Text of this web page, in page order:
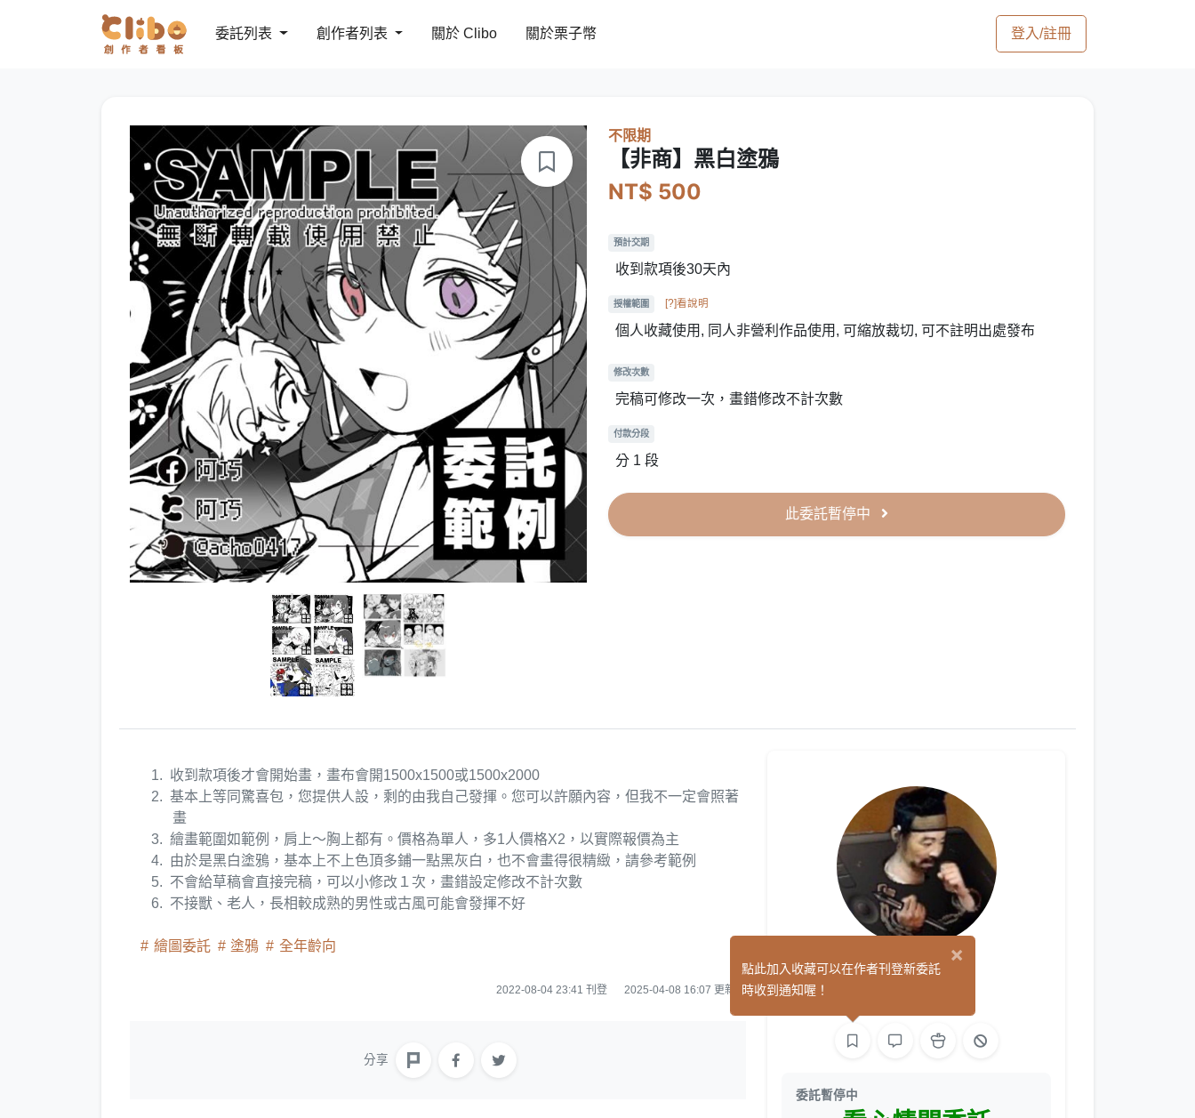
委託列表 創作者列表 關於 Clibo 關於栗子幣 登入/註冊
不限期
【非商】黑白塗鴉
NT$ 500
預計交期
收到款項後30天內
授權範圍 [?]看說明
個人收藏使用, 同人非營利作品使用, 可縮放裁切, 可不註明出處發布
修改次數
完稿可修改一次，畫錯修改不計次數
付款分段
分 1 段
此委託暫停中
收到款項後才會開始畫，畫布會開1500x1500或1500x2000
基本上等同驚喜包，您提供人設，剩的由我自己發揮。您可以許願內容，但我不一定會照著
畫
繪畫範圍如範例，肩上～胸上都有。價格為單人，多1人價格X2，以實際報價為主
由於是黑白塗鴉，基本上不上色頂多鋪一點黑灰白，也不會畫得很精緻，請參考範例
不會給草稿會直接完稿，可以小修改１次，畫錯設定修改不計次數
不接獸、老人，長相較成熟的男性或古風可能會發揮不好
繪圖委託 塗鴉 全年齡向
2022-08-04 23:41 刊登 2025-04-08 16:07 更新
分享
阿巧 (14)
委託暫停中
×
點此加入收藏可以在作者刊登新委託
時收到通知喔！